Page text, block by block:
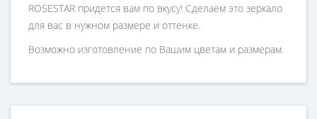
ROSESTAR придется вам по вкусу! Сделаем это зеркало
для вас в нужном размере и оттенке.
Возможно изготовление по Вашим цветам и размерам.